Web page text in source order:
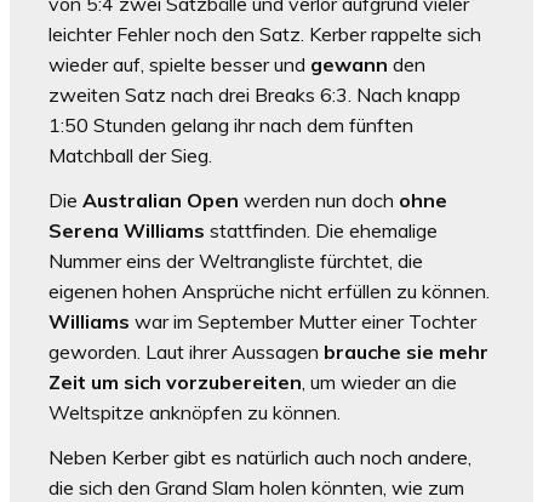
leichter Fehler noch den Satz. Kerber rappelte sich
wieder auf, spielte besser und gewann den
zweiten Satz nach drei Breaks 6:3. Nach knapp
1:50 Stunden gelang ihr nach dem fünften
Matchball der Sieg.
Die Australian Open werden nun doch ohne
Serena Williams stattfinden. Die ehemalige
Nummer eins der Weltrangliste fürchtet, die
eigenen hohen Ansprüche nicht erfüllen zu können.
Williams war im September Mutter einer Tochter
geworden. Laut ihrer Aussagen brauche sie mehr
Zeit um sich vorzubereiten, um wieder an die
Weltspitze anknöpfen zu können.
Neben Kerber gibt es natürlich auch noch andere,
die sich den Grand Slam holen könnten, wie zum